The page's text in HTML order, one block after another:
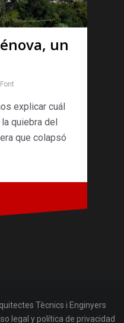
un
explicar cuál
quiebra del
que colapsó
Tècnics i Enginyers
legal y política de privacidad